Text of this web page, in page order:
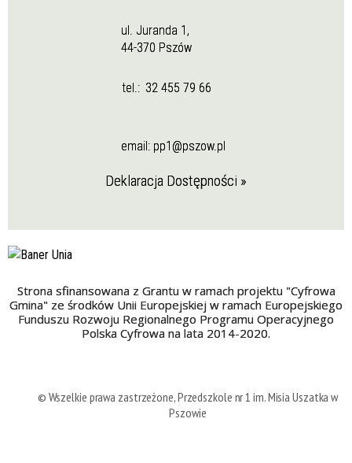
ul. Juranda 1,
44-370 Pszów
tel.: 32 455 79 66
email: pp1@pszow.pl
Deklaracja Dostępności »
Strona sfinansowana z Grantu w ramach projektu "Cyfrowa
Gmina" ze środków Unii Europejskiej w ramach Europejskiego
Funduszu Rozwoju Regionalnego Programu Operacyjnego
Polska Cyfrowa na lata 2014-2020.
© Wszelkie prawa zastrzeżone, Przedszkole nr 1 im. Misia Uszatka w
Pszowie